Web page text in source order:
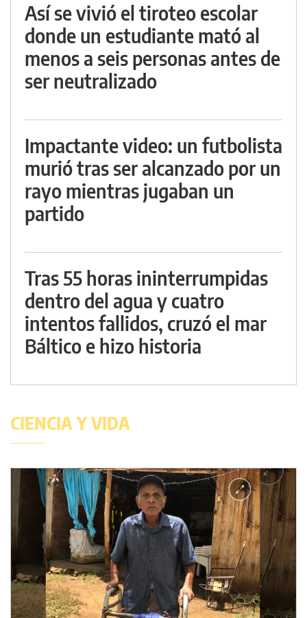
Así se vivió el tiroteo escolar
donde un estudiante mató al
menos a seis personas antes de
ser neutralizado
Impactante video: un futbolista
murió tras ser alcanzado por un
rayo mientras jugaban un
partido
Tras 55 horas ininterrumpidas
dentro del agua y cuatro
intentos fallidos, cruzó el mar
Báltico e hizo historia
CIENCIA Y VIDA